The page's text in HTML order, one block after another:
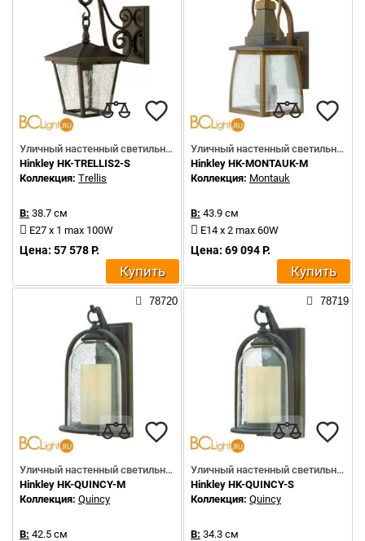
Уличный настенный светильник
Hinkley HK-TRELLIS2-S
Коллекция: Trellis
В: 38.7 см
E27 x 1 max 100W
Цена: 57 578 Р.
Купить
Уличный настенный светильник
Hinkley HK-MONTAUK-M
Коллекция: Montauk
В: 43.9 см
E14 x 2 max 60W
Цена: 69 094 Р.
Купить
78720
Уличный настенный светильник
Hinkley HK-QUINCY-M
Коллекция: Quincy
В: 42.5 см
78719
Уличный настенный светильник
Hinkley HK-QUINCY-S
Коллекция: Quincy
В: 34.3 см